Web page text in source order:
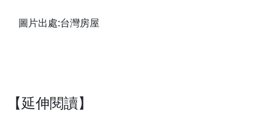
圖片出處:台灣房屋
【延伸閱讀】